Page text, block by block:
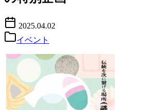
2025.04.02
イベント